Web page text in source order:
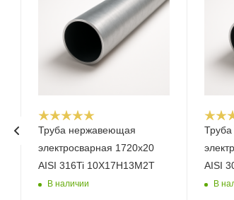
Труба нержавеющая
электросварная 1720х20
AISI 316Ti 10Х17Н13М2Т
В наличии
AISI
В